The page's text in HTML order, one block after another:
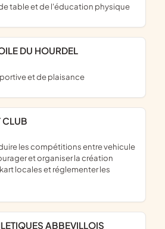
de table et de l'éducation physique
DU HOURDEL
et de plaisance
CLUB
et organiser la création
locales et réglementer les
ABBEVILLOIS